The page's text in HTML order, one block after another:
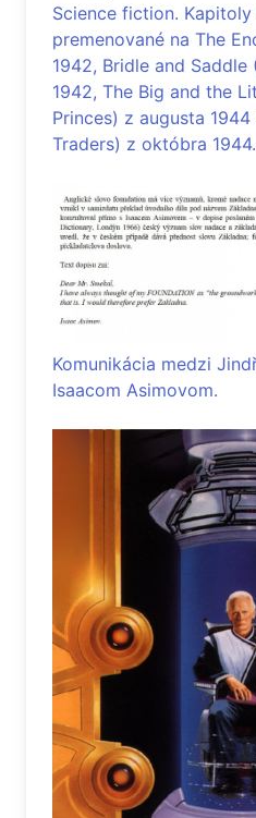
Science fiction.
premenované na The
1942, Bridle and Saddle
1942, The Big and the
Princes) z augusta
Traders) z októbra 1944.
Komunikácia medzi
Isaacom Asimovom.